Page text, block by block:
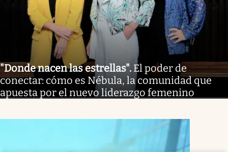
"Donde nacen las estrellas". El poder de
conectar: cómo es Nébula, la comunidad que
apuesta por el nuevo liderazgo femenino